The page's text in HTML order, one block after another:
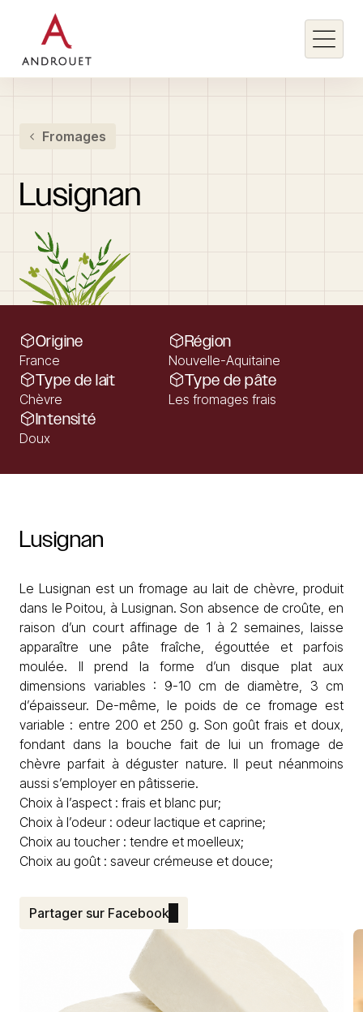
Rechercher un mot clé
Fromages
Lusignan
Origine
France
Région
Nouvelle-Aquitaine
Type de lait
Chèvre
Type de pâte
Les fromages frais
Intensité
Doux
Lusignan
Le Lusignan est un fromage au lait de chèvre, produit
dans le Poitou, à Lusignan. Son absence de croûte, en
raison d’un court affinage de 1 à 2 semaines, laisse
apparaître une pâte fraîche, égouttée et parfois
moulée. Il prend la forme d’un disque plat aux
dimensions variables : 9-10 cm de diamètre, 3 cm
d’épaisseur. De-même, le poids de ce fromage est
variable : entre 200 et 250 g. Son goût frais et doux,
fondant dans la bouche fait de lui un fromage de
chèvre parfait à déguster nature. Il peut néanmoins
aussi s’employer en pâtisserie.
Choix à l’aspect : frais et blanc pur;
Choix à l’odeur : odeur lactique et caprine;
Choix au toucher : tendre et moelleux;
Choix au goût : saveur crémeuse et douce;
Partager sur Facebook